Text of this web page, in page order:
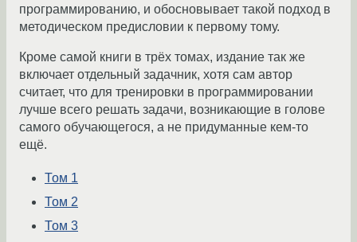
программированию, и обосновывает такой подход в
методическом предисловии к первому тому.
Кроме самой книги в трёх томах, издание так же
включает отдельный задачник, хотя сам автор
считает, что для тренировки в программировании
лучше всего решать задачи, возникающие в голове
самого обучающегося, а не придуманные кем-то
ещё.
Том 1
Том 2
Том 3